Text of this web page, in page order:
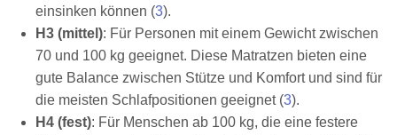
einsinken können (3).
H3 (mittel): Für Personen mit einem Gewicht zwischen
70 und 100 kg geeignet. Diese Matratzen bieten eine
gute Balance zwischen Stütze und Komfort und sind für
die meisten Schlafpositionen geeignet (3).
H4 (fest): Für Menschen ab 100 kg, die eine festere